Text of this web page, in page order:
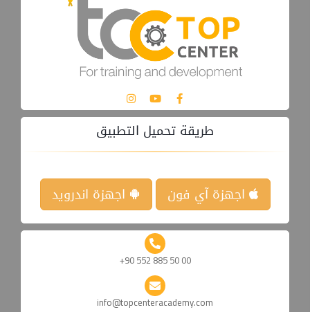
طريقة تحميل التطبيق
اجهزة آي فون اجهزة اندرويد
+90 552 885 50 00
info@topcenteracademy.com